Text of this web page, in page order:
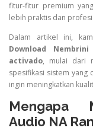
fitur-fitur premium
lebih praktis dan
Dalam artikel ini,
Download
activado, mulai dari
spesifikasi sistem yang
ingin meningkatkan
Mengapa
Audio NA